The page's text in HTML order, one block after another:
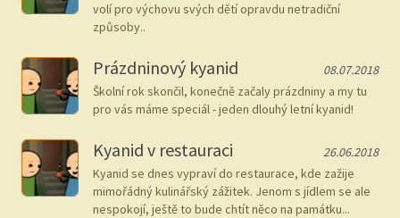
volí pro výchovu svých dětí opravdu netradiční
způsoby..
Prázdninový kyanid
08.07.2018
Školní rok skončil, konečně začaly prázdniny a my tu
pro vás máme speciál - jeden dlouhý letní kyanid!
Kyanid v restauraci
26.06.2018
Kyanid se dnes vypraví do restaurace, kde zažije
mimořádný kulinářský zážitek. Jenom s jídlem se ale
nespokojí, ještě to bude chtít něco na památku...